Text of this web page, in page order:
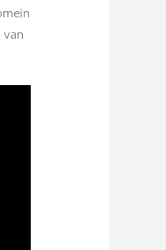
van